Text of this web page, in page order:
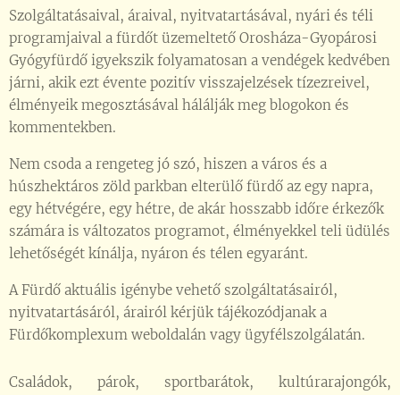
Szolgáltatásaival, áraival, nyitvatartásával, nyári és téli
programjaival a fürdőt üzemeltető Orosháza-Gyopárosi
Gyógyfürdő igyekszik folyamatosan a vendégek kedvében
járni, akik ezt évente pozitív visszajelzések tízezreivel,
élményeik megosztásával hálálják meg blogokon és
kommentekben.
Nem csoda a rengeteg jó szó, hiszen a város és a
húszhektáros zöld parkban elterülő fürdő az egy napra,
egy hétvégére, egy hétre, de akár hosszabb időre érkezők
számára is változatos programot, élményekkel teli üdülés
lehetőségét kínálja, nyáron és télen egyaránt.
A Fürdő aktuális igénybe vehető szolgáltatásairól,
nyitvatartásáról, árairól kérjük tájékozódjanak a
Fürdőkomplexum weboldalán vagy ügyfélszolgálatán.
Családok, párok, sportbarátok, kultúrarajongók,